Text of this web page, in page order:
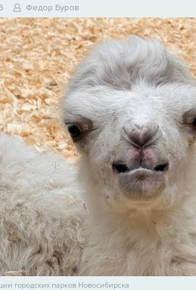
Федор Буров
городских парков Новосибирска